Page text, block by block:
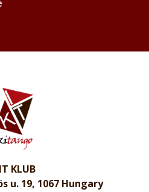
KLUB
u. 19, 1067 Hungary